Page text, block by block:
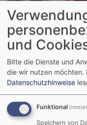
Kirche
Die Freude ist groß
hinter dem Projekt
Goldammer,
Hanna Kurz-
Coburg sind vom
Evangelischen
worden.
und
Bitte die Dienste und
die wir nutzen möchten.
Datenschutzhinweise
Funktional
Speichern von